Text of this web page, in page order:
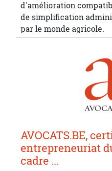
d'amélioration
de simplification
par le monde agricole.
AVOCATS.BE,
entrepreneuriat
cadre ...